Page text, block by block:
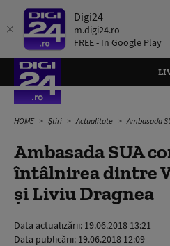
Digi24
m.digi24.ro
FREE - In Google Play
HOME Știri Actualitate Ambasada SUA
Ambasada SUA
întâlnirea dintre
și Liviu Dragnea
Data actualizării: 19.06.2018 13:21
Data publicării: 19.06.2018 12:09